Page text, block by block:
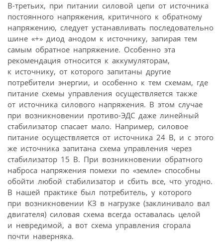
В-третьих, при питании силовой цепи от источника
постоянного напряжения, критичного к обратному
напряжению, следует устанавливать последовательно
шине «+» диод анодом к источнику, запирая тем
самым обратное напряжение. Особенно эта
рекомендация относится к аккумуляторам,
к источнику, от которого запитаны другие
потребители энергии, и особенно к тем схемам, где
питание схемы управления осуществляется также
от источника силового напряжения. В этом случае
при возникновении противо-ЭДС даже линейный
стабилизатор спасает мало. Например, силовое
питание осуществляется от источника 24 В, и с этого
же источника запитана схема управления через
стабилизатор 15 В. При возникновении обратного
наброса напряжения помехи по «земле» способны
обойти любой стабилизатор и сбить все, что угодно.
В нашей практике был потребитель, у которого
при возникновении КЗ в нагрузке (заклинивало вал
двигателя) силовая схема всегда оставалась целой
и невредимой, а вот схема управления сгорала
почти наверняка.